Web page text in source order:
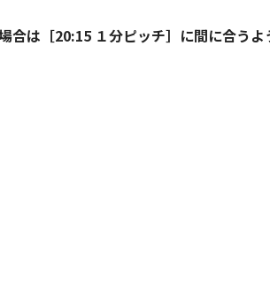
は［20:15 １分ピッチ］に間に合うよ